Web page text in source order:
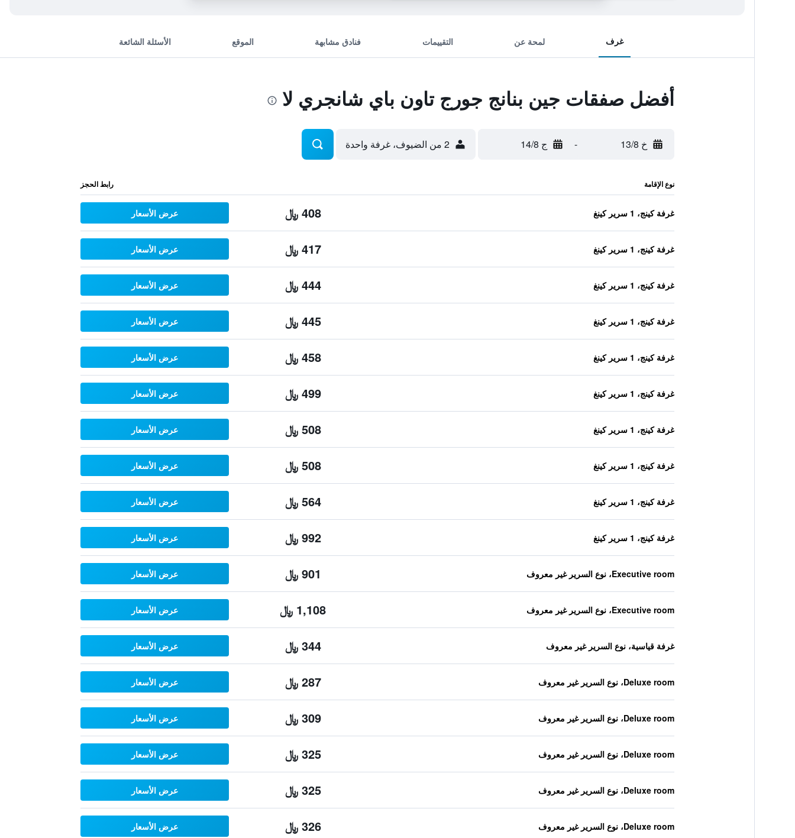
غرف لمحة عن التقييمات فنادق مشابهة الموقع الأسئلة الشائعة
أفضل صفقات جين بنانج جورج تاون باي شانجري لا
خ 13/8 - ج 14/8 2 من الضيوف، غرفة واحدة
نوع الإقامة رابط الحجز
غرفة كينج، 1 سرير كينغ 408 ﷼ عرض الأسعار
غرفة كينج، 1 سرير كينغ 417 ﷼ عرض الأسعار
غرفة كينج، 1 سرير كينغ 444 ﷼ عرض الأسعار
غرفة كينج، 1 سرير كينغ 445 ﷼ عرض الأسعار
غرفة كينج، 1 سرير كينغ 458 ﷼ عرض الأسعار
غرفة كينج، 1 سرير كينغ 499 ﷼ عرض الأسعار
غرفة كينج، 1 سرير كينغ 508 ﷼ عرض الأسعار
غرفة كينج، 1 سرير كينغ 508 ﷼ عرض الأسعار
غرفة كينج، 1 سرير كينغ 564 ﷼ عرض الأسعار
غرفة كينج، 1 سرير كينغ 992 ﷼ عرض الأسعار
Executive room، نوع السرير غير معروف 901 ﷼ عرض الأسعار
Executive room، نوع السرير غير معروف 1,108 ﷼ عرض الأسعار
غرفة قياسية، نوع السرير غير معروف 344 ﷼ عرض الأسعار
Deluxe room، نوع السرير غير معروف 287 ﷼ عرض الأسعار
Deluxe room، نوع السرير غير معروف 309 ﷼ عرض الأسعار
Deluxe room، نوع السرير غير معروف 325 ﷼ عرض الأسعار
Deluxe room، نوع السرير غير معروف 325 ﷼ عرض الأسعار
Deluxe room، نوع السرير غير معروف 326 ﷼ عرض الأسعار